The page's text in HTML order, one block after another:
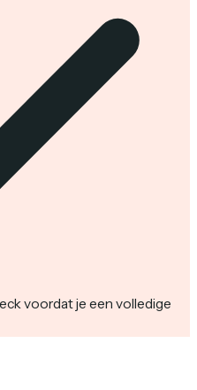
voordat je een volledige